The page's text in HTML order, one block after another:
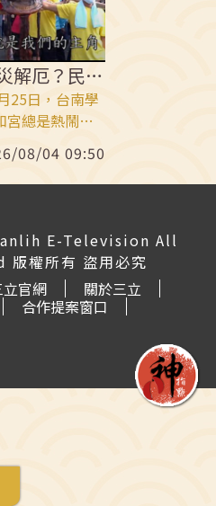
摸一下消災解厄？民俗奇景龍頭鳳尾蜈蚣公
25日，台南學
宮總是熱鬧非
！「蜈蚣公」堪
特色、也最具
36位神童扮
鳳尾造型的蜈
已成為全台唯
的民俗奇景！
08/04 09:50
E-Television All
權所有 盜用必究
立官網
關於三立
合作提案窗口